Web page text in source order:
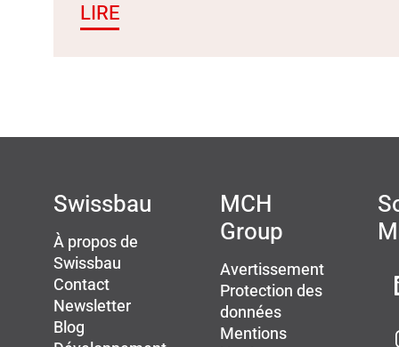
LIRE
Swissbau
À propos de
Swissbau
Contact
Newsletter
Blog
MCH
Group
Avertissement
Protection des
données
Mentions